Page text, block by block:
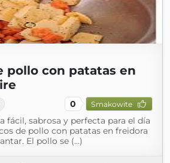
pollo con patatas en
0 Smakowite
fácil, sabrosa y perfecta para el día
de pollo con patatas en freidora
El pollo se (...)